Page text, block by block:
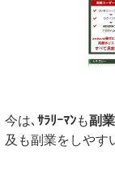
今は､ ｻﾗﾘｰﾏﾝも副業
及も副業をしやす